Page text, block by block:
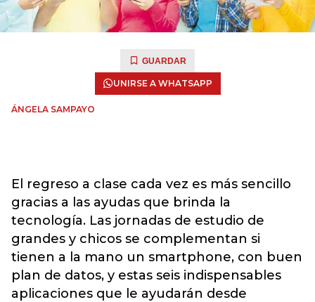
GUARDAR
UNIRSE A WHATSAPP
ÁNGELA SAMPAYO
El regreso a clase cada vez es más sencillo
gracias a las ayudas que brinda la
tecnología. Las jornadas de estudio de
grandes y chicos se complementan si
tienen a la mano un smartphone, con buen
plan de datos, y estas seis indispensables
aplicaciones que le ayudarán desde